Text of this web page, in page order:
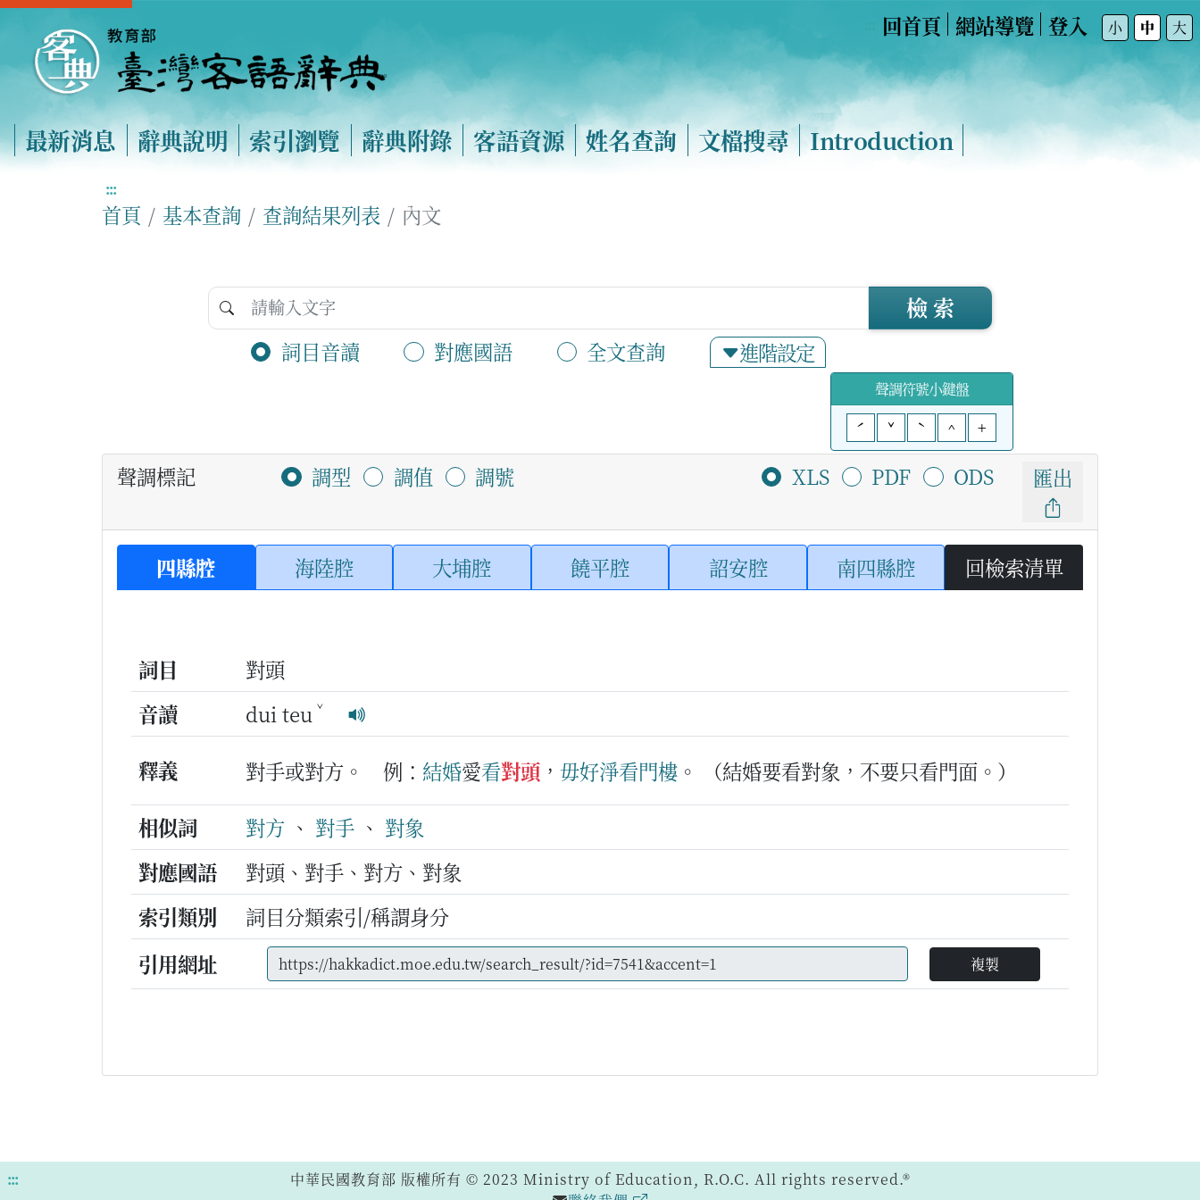
回首頁 網站導覽 登入 小 中 大
最新消息 辭典說明 索引瀏覽 辭典附錄 客語資源 姓名查詢 文檔搜尋 Introduction
:::
首頁 基本查詢 查詢結果列表 內文
詞目音讀 對應國語 全文查詢 進階設定
檢 索
聲調符號小鍵盤
ˊ
ˇ ˋ ^ +
聲調標記 調型 調值 調號 XLS PDF ODS 匯出
四縣腔 海陸腔 大埔腔 饒平腔 詔安腔 南四縣腔 回檢索清單
詞目
對頭
音讀
dui teu ˇ
釋義 對手或對方。 例： 結婚愛看對頭 ， 毋好淨看門樓 。
（結婚要看對象，不要只看門面。）
相似詞
對方 、 對手 、 對象
對應國語
對頭、對手、對方、對象
索引類別
詞目分類索引/稱謂身分
引用網址
複製
:::
中華民國教育部 版權所有 © 2023 Ministry of Education, R.O.C. All rights reserved.®